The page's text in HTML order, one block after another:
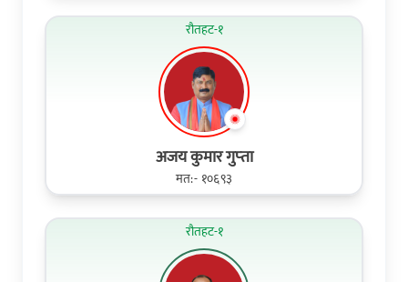
रौतहट-१
अजय कुमार गुप्‍ता
मत:- १०६९३
रौतहट-१